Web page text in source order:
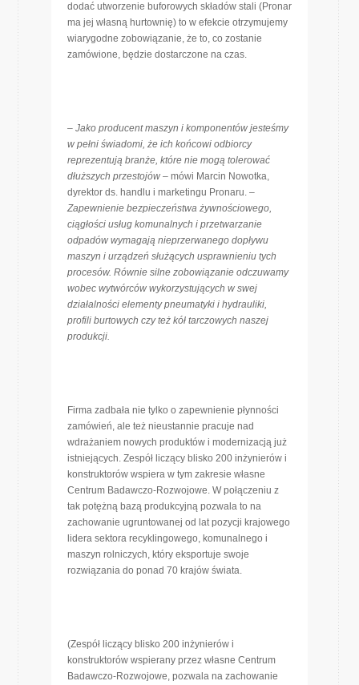
dodać utworzenie buforowych składów stali (Pronar
ma jej własną hurtownię) to w efekcie otrzymujemy
wiarygodne zobowiązanie, że to, co zostanie
zamówione, będzie dostarczone na czas.
– Jako producent maszyn i komponentów jesteśmy
w pełni świadomi, że ich końcowi odbiorcy
reprezentują branże, które nie mogą tolerować
dłuższych przestojów – mówi Marcin Nowotka,
dyrektor ds. handlu i marketingu Pronaru. –
Zapewnienie bezpieczeństwa żywnościowego,
ciągłości usług komunalnych i przetwarzanie
odpadów wymagają nieprzerwanego dopływu
maszyn i urządzeń służących usprawnieniu tych
procesów. Równie silne zobowiązanie odczuwamy
wobec wytwórców wykorzystujących w swej
działalności elementy pneumatyki i hydrauliki,
profili burtowych czy też kół tarczowych naszej
produkcji.
Firma zadbała nie tylko o zapewnienie płynności
zamówień, ale też nieustannie pracuje nad
wdrażaniem nowych produktów i modernizacją już
istniejących. Zespół liczący blisko 200 inżynierów i
konstruktorów wspiera w tym zakresie własne
Centrum Badawczo-Rozwojowe. W połączeniu z
tak potężną bazą produkcyjną pozwala to na
zachowanie ugruntowanej od lat pozycji krajowego
lidera sektora recyklingowego, komunalnego i
maszyn rolniczych, który eksportuje swoje
rozwiązania do ponad 70 krajów świata.
(Zespół liczący blisko 200 inżynierów i
konstruktorów wspierany przez własne Centrum
Badawczo-Rozwojowe, pozwala na zachowanie